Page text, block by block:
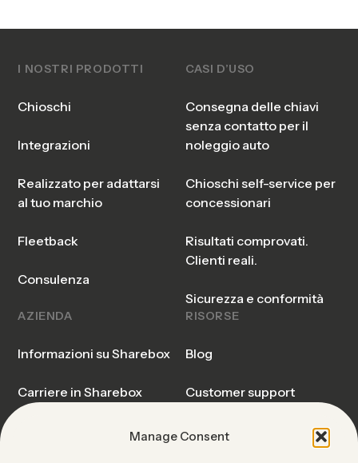
Manage Consent
I NOSTRI PRODOTTI
Chioschi
Integrazioni
Realizzato per adattarsi
al tuo marchio
Fleetback
Consulenza
CASI D’USO
Consegna delle chiavi
senza contatto per il
noleggio auto
Chioschi self-service per
concessionari
Risultati comprovati.
Clienti reali.
Sicurezza e conformità
AZIENDA
Informazioni su Sharebox
Carriere in Sharebox
Spiegazione di Sharebox
RISORSE
Blog
Customer support
Contatta il nostro team di